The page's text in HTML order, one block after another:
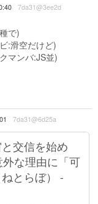
7da31@3ee2d
で)
:滑空だけど)
ンバ:JS並)
7da31@6d25a
交信を始め
な理由に「可
とらぼ） -